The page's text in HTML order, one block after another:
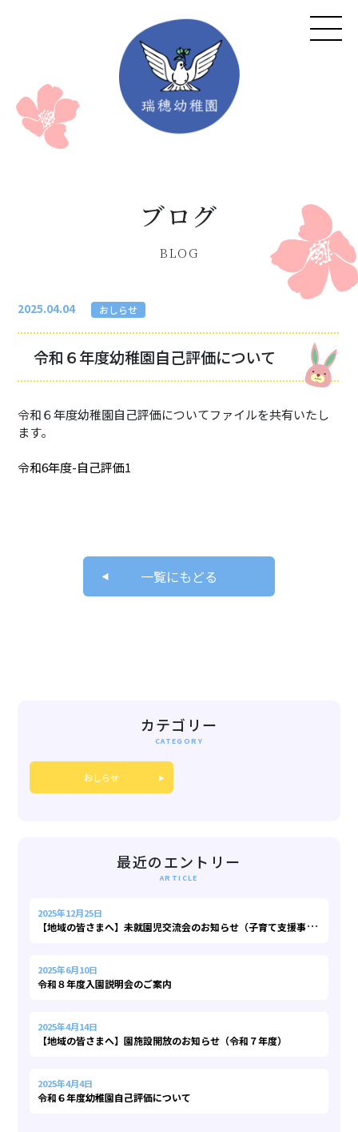
施設開放のご案内
年間行事・体験学習
ブログ
BLOG
2025.04.04 おしらせ
令和６年度幼稚園自己評価について
令和６年度幼稚園自己評価についてファイルを共有いたし
ます。
令和6年度-自己評価1
一覧にもどる
カテゴリー
おしらせ
最近のエントリー
【
地域の皆さまへ】未就園児交流会のお知らせ（子育て支援事業）
2025年12月25日
令和８年度入園説明会のご案内
2025年6月10日
【地域の皆さまへ】園施設開放のお知らせ（令和７年度）
2025年4月14日
令和６年度幼稚園自己評価について
2025年4月4日